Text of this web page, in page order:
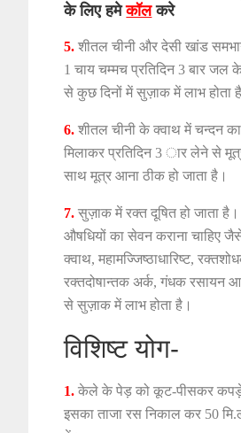
के लिए हमेकॉलकरे
5. शीतल चीनी और देसी खांड
1 चाय चम्मच प्रतिदिन 3 बार
से कुछ दिनों में सुज़ाक में लाभ होता
6. शीतल चीनी के क्वाथ में चन्दन
मिलाकर प्रतिदिन 3 ार लेने से
साथ मूत्र आना ठीक हो जाता है।
7. सुज़ाक में रक्त दूषित हो जाता
औषधियों का सेवन कराना चाहिए जैसे
क्वाथ, महामज्जिष्ठाधारिष्ट,
रक्तदोषान्तक अर्क, गंधक रसायन
से सुज़ाक में लाभ होता है।
विशिष्ट योग-
1. केले के पेड़ को कूट-पीसकर
इसका ताजा रस निकाल कर 50